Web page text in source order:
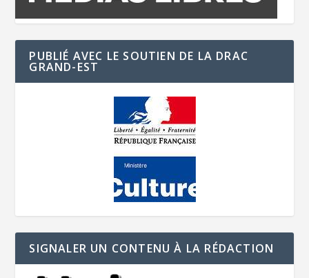
PUBLIÉ AVEC LE SOUTIEN DE LA DRAC
GRAND-EST
SIGNALER UN CONTENU À LA RÉDACTION